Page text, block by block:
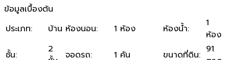
ข้อมูลเบื้องต้น
ประเภท: บ้าน ห้องนอน: 1 ห้อง ห้องน้ำ:
1
ห้อง
ชั้น:
2
จอดรถ: 1 คัน ขนาดที่ดิน: 91